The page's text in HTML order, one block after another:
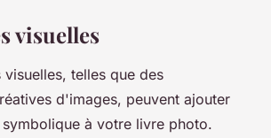
visuelles
visuelles, telles que des
d'images, peuvent ajouter
à votre livre photo.